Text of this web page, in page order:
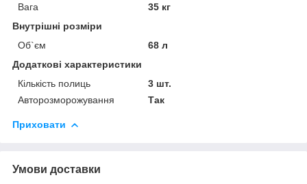
Вага
35 кг
Внутрішні розміри
Об`єм
68 л
Додаткові характеристики
Кількість полиць
3 шт.
Авторозморожування
Так
Приховати
Умови доставки